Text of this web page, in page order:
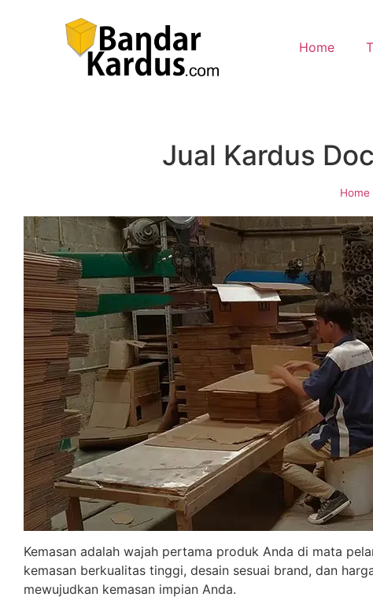
Home
Jual Kardus
Home
Kemasan adalah wajah pertama produk Anda di mata
kemasan berkualitas tinggi, desain sesuai brand, dan
mewujudkan kemasan impian Anda.